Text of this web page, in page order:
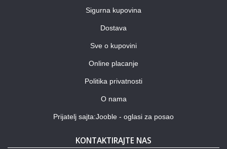
Sigurna kupovina
Dostava
Sve o kupovini
Online placanje
Politika privatnosti
O nama
Prijatelj sajta:Jooble - oglasi za posao
KONTAKTIRAJTE NAS